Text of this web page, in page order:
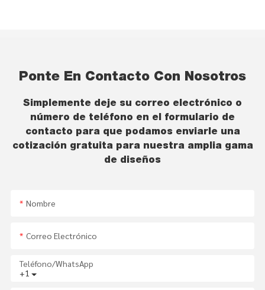
Ponte En Contacto Con Nosotros
Simplemente deje su correo electrónico o
número de teléfono en el formulario de
contacto para que podamos enviarle una
cotización gratuita para nuestra amplia gama
de diseños
Nombre
Correo Electrónico
+1
Teléfono/WhatsApp